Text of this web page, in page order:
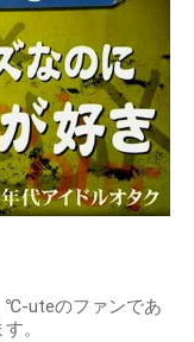
℃-uteのファンであ
。